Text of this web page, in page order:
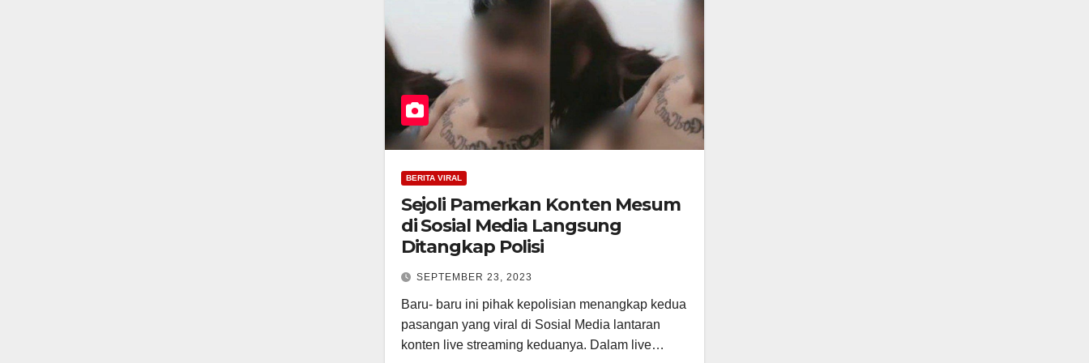
BERITA VIRAL
Sejoli Pamerkan Konten Mesum
di Sosial Media Langsung
Ditangkap Polisi
SEPTEMBER 23, 2023
Baru- baru ini pihak kepolisian menangkap kedua
pasangan yang viral di Sosial Media lantaran
konten live streaming keduanya. Dalam live…